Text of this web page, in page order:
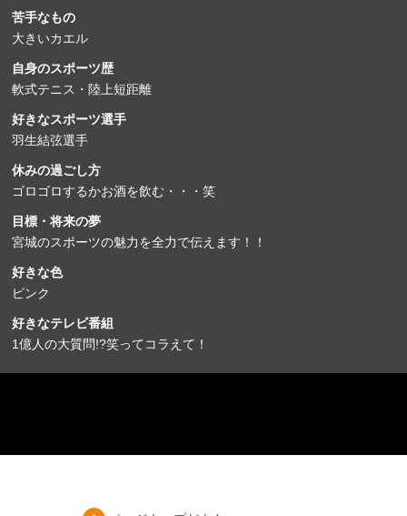
苦手なもの
大きいカエル
自身のスポーツ歴
軟式テニス・陸上短距離
好きなスポーツ選手
羽生結弦選手
休みの過ごし方
ゴロゴロするかお酒を飲む・・・笑
目標・将来の夢
宮城のスポーツの魅力を全力で伝えます！！
好きな色
ピンク
好きなテレビ番組
1億人の大質問!?笑ってコラえて！